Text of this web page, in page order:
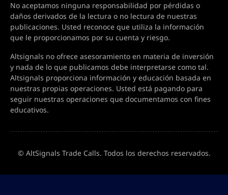
No aceptamos ninguna responsabilidad por pérdidas o
daños derivados de la lectura o no lectura de nuestras
publicaciones. Usted reconoce que utiliza la información
que le proporcionamos por su cuenta y riesgo.
Altsignals no ofrece asesoramiento en materia de inversión
y nada de lo que publicamos debe interpretarse como tal.
Altsignals proporciona información y educación basada en
nuestras propias operaciones. Usted está pagando para
seguir nuestras operaciones que documentamos con fines
educativos.
© AltSignals Trade Calls. Todos los derechos reservados.